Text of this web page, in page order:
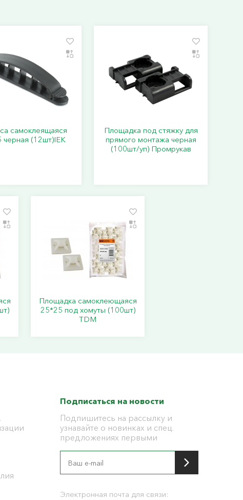
самоклеящаяся
черная (12шт)IEK
Площадка под стяжку для
прямого монтажа черная
(100шт/уп) Промрукав
Площадка самоклеющаяся
25*25 под хомуты (100шт)
TDM
Подписаться на новости
Подпишитесь на рассылку и
узнавайте о новинках и спец.
предложениях первыми
Электронная почта для связи: